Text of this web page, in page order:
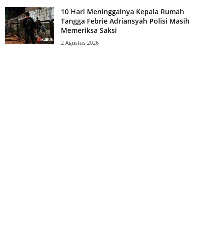
10 Hari Meninggalnya Kepala Rumah
Tangga Febrie Adriansyah Polisi Masih
Memeriksa Saksi
2 Agustus 2026